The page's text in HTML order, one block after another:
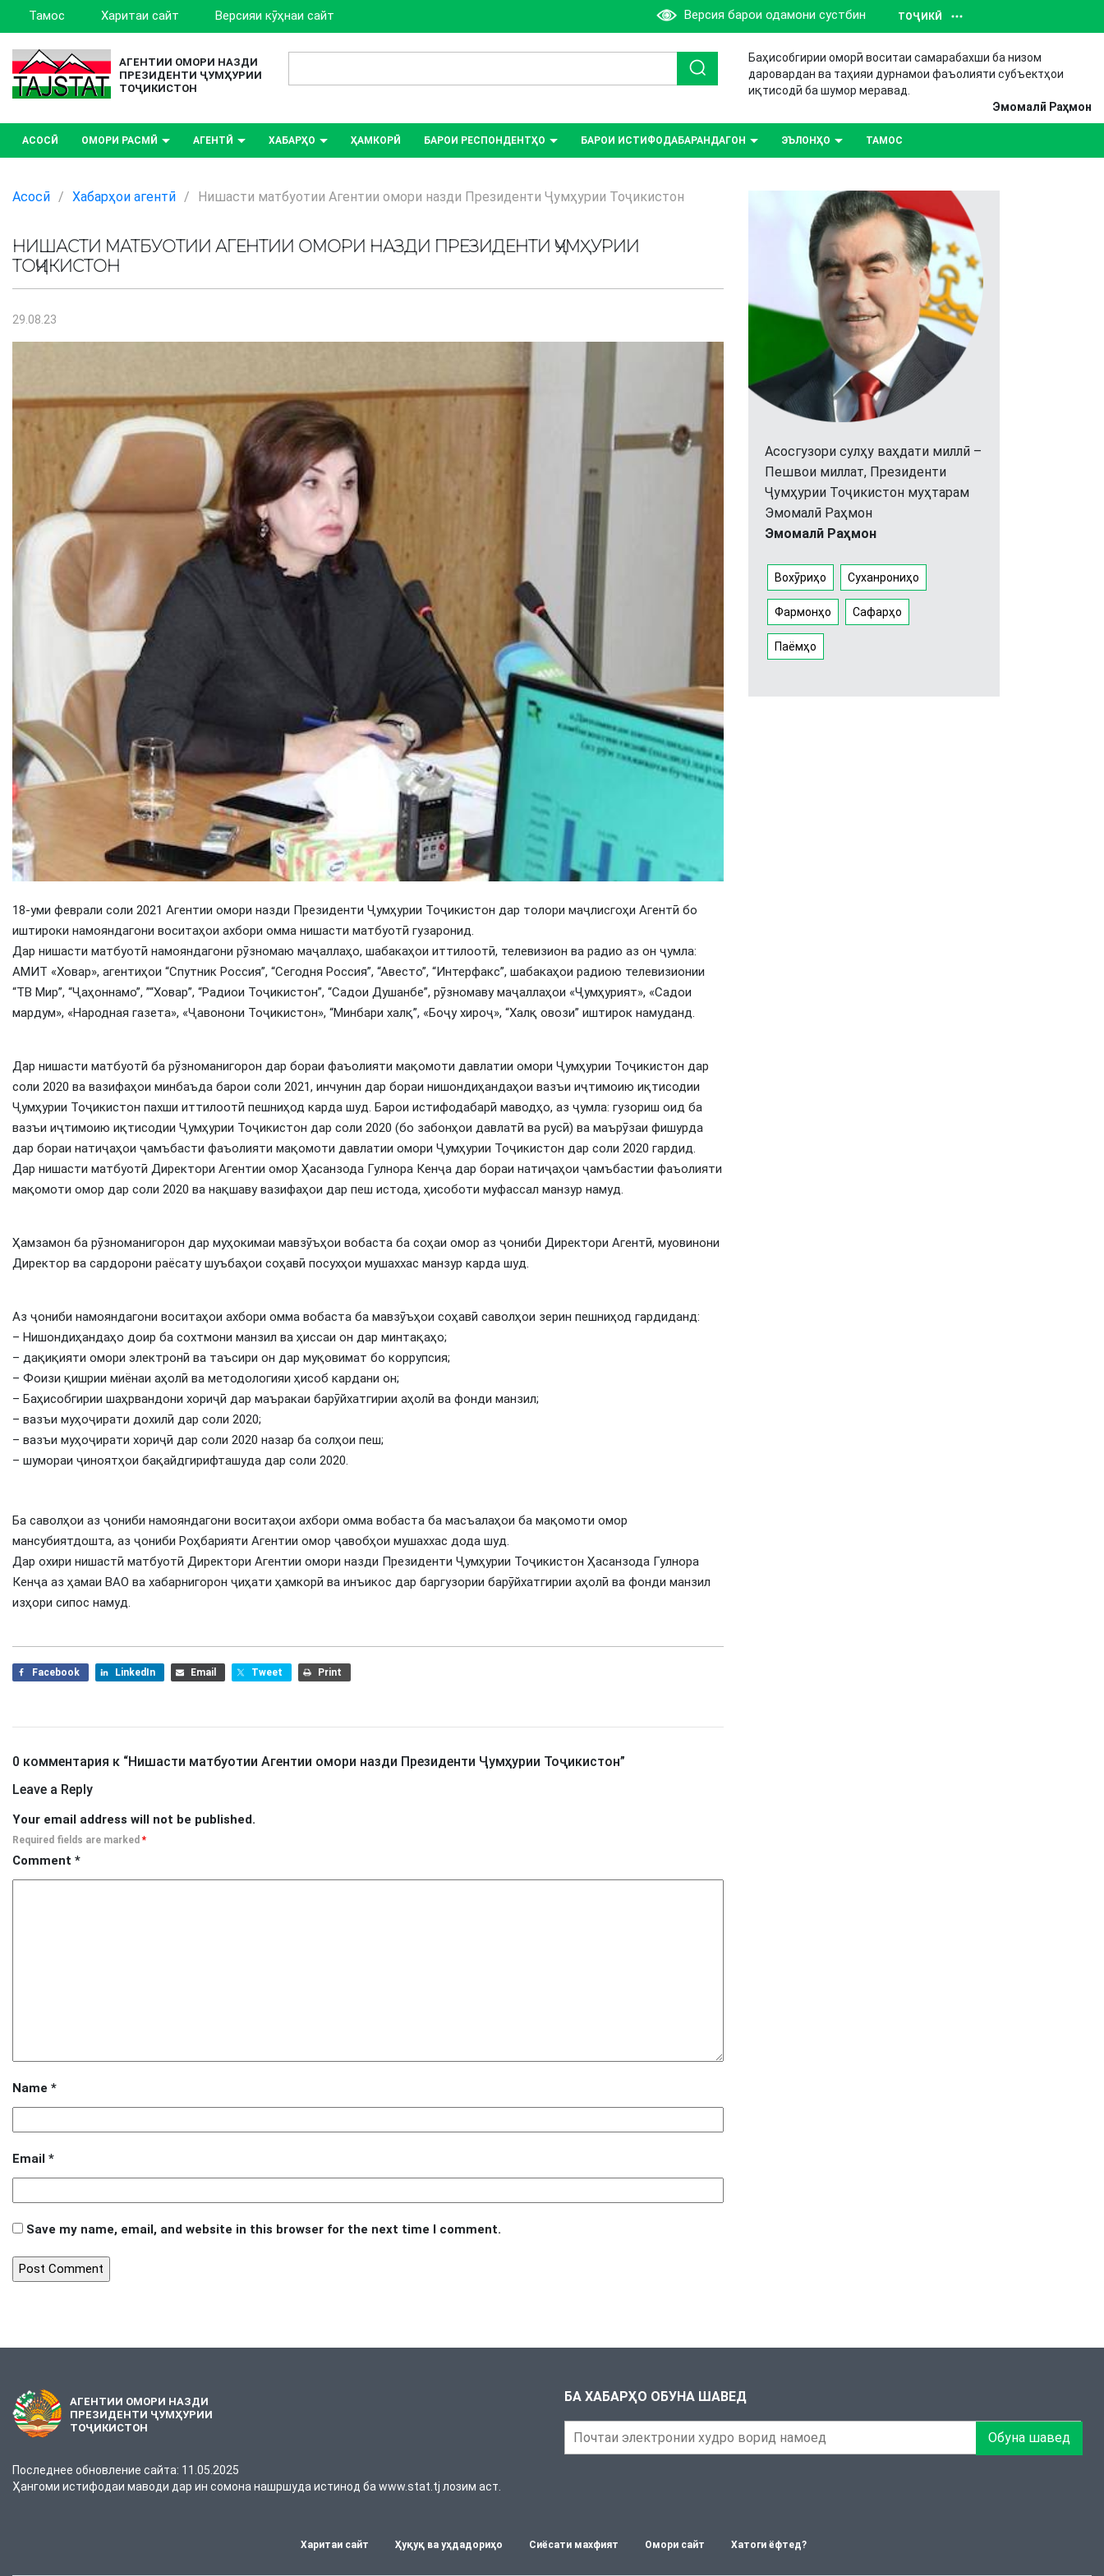
Тамос Харитаи сайт Версияи кӯҳнаи сайт Версия барои одамони сустбин ТОҶИКӢ
АГЕНТИИ ОМОРИ НАЗДИ
ПРЕЗИДЕНТИ ҶУМҲУРИИ
ТОҶИКИСТОН
Баҳисобгирии оморӣ воситаи самарабахши ба низом
даровардан ва таҳияи дурнамои фаъолияти субъектҳои
иқтисодӣ ба шумор меравад.
Эмомалӣ Раҳмон
АСОСӢ ОМОРИ РАСМӢ АГЕНТӢ ХАБАРҲО ҲАМКОРӢ БАРОИ РЕСПОНДЕНТҲО БАРОИ ИСТИФОДАБАРАНДАГОН ЭЪЛОНҲО ТАМОС
Асосӣ / Хабарҳои агентӣ / Нишасти матбуотии Агентии омори назди Президенти Ҷумҳурии Тоҷикистон
НИШАСТИ МАТБУОТИИ АГЕНТИИ ОМОРИ НАЗДИ ПРЕЗИДЕНТИ ҶУМҲУРИИ
ТОҶИКИСТОН
29.08.23
18-уми феврали соли 2021 Агентии омори назди Президенти Ҷумҳурии Тоҷикистон дар толори маҷлисгоҳи Агентӣ бо
иштироки намояндагони воситаҳои ахбори омма нишасти матбуотӣ гузаронид.
Дар нишасти матбуотӣ намояндагони рӯзномаю маҷаллаҳо, шабакаҳои иттилоотӣ, телевизион ва радио аз он ҷумла:
АМИТ «Ховар», агентиҳои “Спутник Россия”, “Сегодня Россия”, “Авесто”, “Интерфакс”, шабакаҳои радиою телевизионии
“ТВ Мир”, “Ҷаҳоннамо”, ”“Ховар”, “Радиои Тоҷикистон”, “Садои Душанбе”, рӯзномаву маҷаллаҳои «Ҷумҳурият», «Садои
мардум», «Народная газета», «Ҷавонони Тоҷикистон», “Минбари халқ”, «Боҷу хироҷ», “Халқ овози” иштирок намуданд.
Дар нишасти матбуотӣ ба рӯзноманигорон дар бораи фаъолияти мақомоти давлатии омори Ҷумҳурии Тоҷикистон дар
соли 2020 ва вазифаҳои минбаъда барои соли 2021, инчунин дар бораи нишондиҳандаҳои вазъи иҷтимоию иқтисодии
Ҷумҳурии Тоҷикистон пахши иттилоотӣ пешниҳод карда шуд. Барои истифодабарӣ маводҳо, аз ҷумла: гузориш оид ба
вазъи иҷтимоию иқтисодии Ҷумҳурии Тоҷикистон дар соли 2020 (бо забонҳои давлатӣ ва русӣ) ва маърӯзаи фишурда
дар бораи натиҷаҳои ҷамъбасти фаъолияти мақомоти давлатии омори Ҷумҳурии Тоҷикистон дар соли 2020 гардид.
Дар нишасти матбуотӣ Директори Агентии омор Ҳасанзода Гулнора Кенҷа дар бораи натиҷаҳои ҷамъбастии фаъолияти
мақомоти омор дар соли 2020 ва нақшаву вазифаҳои дар пеш истода, ҳисоботи муфассал манзур намуд.
Ҳамзамон ба рӯзноманигорон дар муҳокимаи мавзӯъҳои вобаста ба соҳаи омор аз ҷониби Директори Агентӣ, муовинони
Директор ва сардорони раёсату шуъбаҳои соҳавӣ посухҳои мушаххас манзур карда шуд.
Аз ҷониби намояндагони воситаҳои ахбори омма вобаста ба мавзӯъҳои соҳавӣ саволҳои зерин пешниҳод гардиданд:
– Нишондиҳандаҳо доир ба сохтмони манзил ва ҳиссаи он дар минтақаҳо;
– дақиқияти омори электронӣ ва таъсири он дар муқовимат бо коррупсия;
– Фоизи қишрии миёнаи аҳолӣ ва методологияи ҳисоб кардани он;
– Баҳисобгирии шаҳрвандони хориҷӣ дар маъракаи барӯйхатгирии аҳолӣ ва фонди манзил;
– вазъи муҳоҷирати дохилӣ дар соли 2020;
– вазъи муҳоҷирати хориҷӣ дар соли 2020 назар ба солҳои пеш;
– шумораи ҷиноятҳои бақайдгирифташуда дар соли 2020.
Ба саволҳои аз ҷониби намояндагони воситаҳои ахбори омма вобаста ба масъалаҳои ба мақомоти омор
мансубиятдошта, аз ҷониби Роҳбарияти Агентии омор ҷавобҳои мушаххас дода шуд.
Дар охири нишастӣ матбуотӣ Директори Агентии омори назди Президенти Ҷумҳурии Тоҷикистон Ҳасанзода Гулнора
Кенҷа аз ҳамаи ВАО ва хабарнигорон ҷиҳати ҳамкорӣ ва инъикос дар баргузории барӯйхатгирии аҳолӣ ва фонди манзил
изҳори сипос намуд.
Facebook LinkedIn Email Tweet Print
0 комментария к “Нишасти матбуотии Агентии омори назди Президенти Ҷумҳурии Тоҷикистон”
Leave a Reply
Your email address will not be published.
Required fields are marked *
Comment *
Name *
Email *
Save my name, email, and website in this browser for the next time I comment.
Асосгузори сулҳу ваҳдати миллӣ –
Пешвои миллат, Президенти
Ҷумҳурии Тоҷикистон муҳтарам
Эмомалӣ Раҳмон
Эмомалӣ Раҳмон
Вохӯриҳо Суханрониҳо
Фармонҳо Сафарҳо
Паёмҳо
АГЕНТИИ ОМОРИ НАЗДИ
ПРЕЗИДЕНТИ ҶУМҲУРИИ
ТОҶИКИСТОН
Последнее обновление сайта: 11.05.2025
Ҳангоми истифодаи маводи дар ин сомона нашршуда истинод ба www.stat.tj лозим аст.
БА ХАБАРҲО ОБУНА ШАВЕД
Обуна шавед
Харитаи сайт Ҳуқуқ ва уҳдадориҳо Сиёсати махфият Омори сайт Хатоги ёфтед?